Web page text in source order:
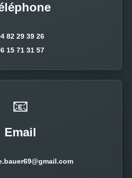
82 29 39 26
15 71 31 57
📧
Email